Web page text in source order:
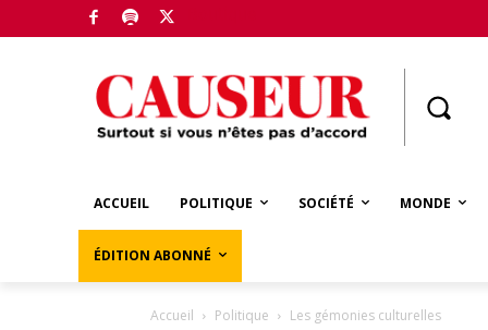
ACCUEIL POLITIQUE SOCIÉTÉ MONDE
ÉDITION ABONNÉ
Accueil Politique Les gémonies culturelles